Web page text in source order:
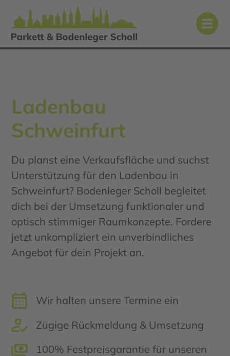
Ladenbau
Schweinfurt
Du planst eine Verkaufsfläche und suchst
Unterstützung für den Ladenbau in
Schweinfurt? Bodenleger Scholl begleitet
dich bei der Umsetzung funktionaler und
optisch stimmiger Raumkonzepte. Fordere
jetzt unkompliziert ein unverbindliches
Angebot für dein Projekt an.
Wir halten unsere Termine ein
Zügige Rückmeldung & Umsetzung
100% Festpreisgarantie für unseren